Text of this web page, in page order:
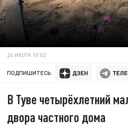
26 ИЮЛЯ 10:02
ПОДПИШИТЕСЬ:
В Туве четырёхлетний
двора частного дома